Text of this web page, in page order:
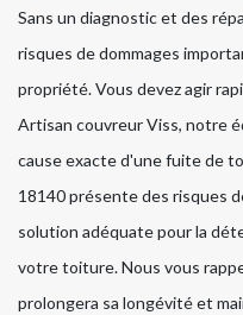
Sans un diagnostic et des
risques de dommages
propriété. Vous devez agir
Artisan couvreur Viss, notre
cause exacte d'une fuite de
18140 présente des risques
solution adéquate pour la
votre toiture. Nous vous
prolongera sa longévité et